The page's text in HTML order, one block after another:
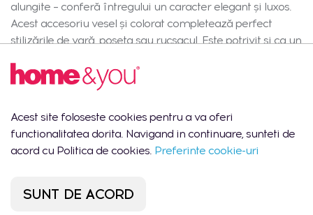
alungite – conferă întregului un caracter elegant și luxos.
Acest accesoriu vesel și colorat completează perfect
stilizările de vară, poșeta sau rucsacul. Este potrivit și ca un
pentru adolescente, cât și pentru femei adulte pasionate
de motive fructate. Caracteristici și conținut Brelocul
după scoaterea din ambalaj. Setul include un pandantiv în
formă de vișină și un carabinier solid legat de acesta
printr-un lanț cu zale alungite, asigurând fixarea sigură și
Dimensiunile brelocului sunt 10,5 cm lungime, 4,5 cm
Acest site foloseste cookies pentru a va oferi
functionalitatea dorita. Navigand in continuare, sunteti de
acord cu Politica de cookies. Preferinte cookie-uri
SUNT DE ACORD